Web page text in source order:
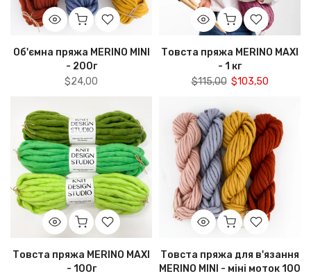
Об'ємна пряжа MERINO MINI
- 200г
$24,00
Товста пряжа MERINO MAXI
- 1 кг
$115,00 $103,50
Товста пряжа MERINO MAXI
- 100г
Товста пряжа для в'язання
MERINO MINI - міні моток 100